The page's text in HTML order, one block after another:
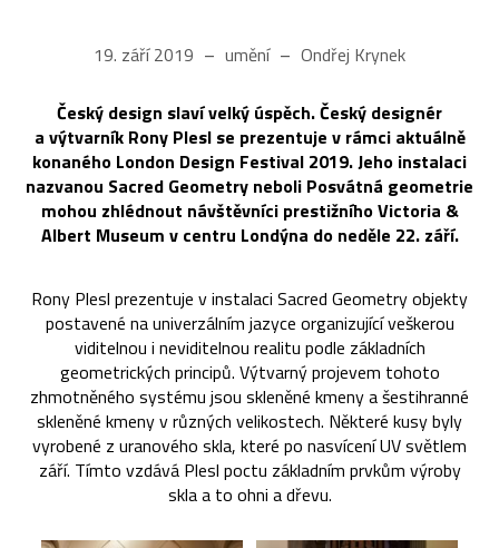
19. září 2019 umění Ondřej Krynek
Český design slaví velký úspěch. Český designér
a výtvarník Rony Plesl se prezentuje v rámci aktuálně
konaného London Design Festival 2019. Jeho instalaci
nazvanou Sacred Geometry neboli Posvátná geometrie
mohou zhlédnout návštěvníci prestižního Victoria &
Albert Museum v centru Londýna do neděle 22. září.
Rony Plesl prezentuje v instalaci Sacred Geometry objekty
postavené na univerzálním jazyce organizující veškerou
viditelnou i neviditelnou realitu podle základních
geometrických principů. Výtvarný projevem tohoto
zhmotněného systému jsou skleněné kmeny a šestihranné
skleněné kmeny v různých velikostech. Některé kusy byly
vyrobené z uranového skla, které po nasvícení UV světlem
září. Tímto vzdává Plesl poctu základním prvkům výroby
skla a to ohni a dřevu.